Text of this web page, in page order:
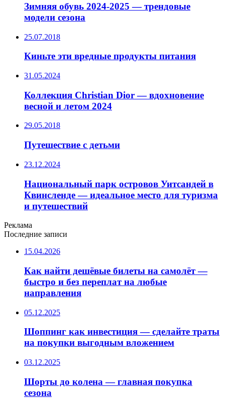
Зимняя обувь 2024-2025 — трендовые
модели сезона
25.07.2018
Киньте эти вредные продукты питания
31.05.2024
Коллекция Christian Dior — вдохновение
весной и летом 2024
29.05.2018
Путешествие с детьми
23.12.2024
Национальный парк островов Уитсандей в
Квинсленде — идеальное место для туризма
и путешествий
Реклама
Последние записи
15.04.2026
Как найти дешёвые билеты на самолёт —
быстро и без переплат на любые
направления
05.12.2025
Шоппинг как инвестиция — сделайте траты
на покупки выгодным вложением
03.12.2025
Шорты до колена — главная покупка
сезона